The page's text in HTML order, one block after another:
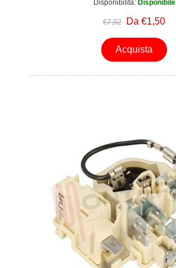
Disponibilità: Disponibile
€7,02 Da €1,50
Acquista